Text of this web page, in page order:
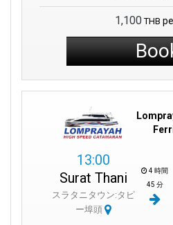
1,100 THB
13:00
Surat Thani
スラタニタウン:タピ
ー埠頭
4 時間
45 分